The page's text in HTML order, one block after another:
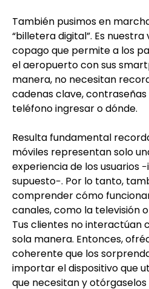
También pusimos en
“billetera digital”. Es
copago que permite a los
el aeropuerto con sus
manera, no necesitan
cadenas clave,
teléfono ingresar o dónde.
Resulta fundamental
móviles representan solo
experiencia de los usuarios
supuesto−. Por lo tanto,
comprender cómo
canales, como la televisión
Tus clientes no interactúan
sola manera. Entonces,
coherente que los
importar el dispositivo que
que necesitan y